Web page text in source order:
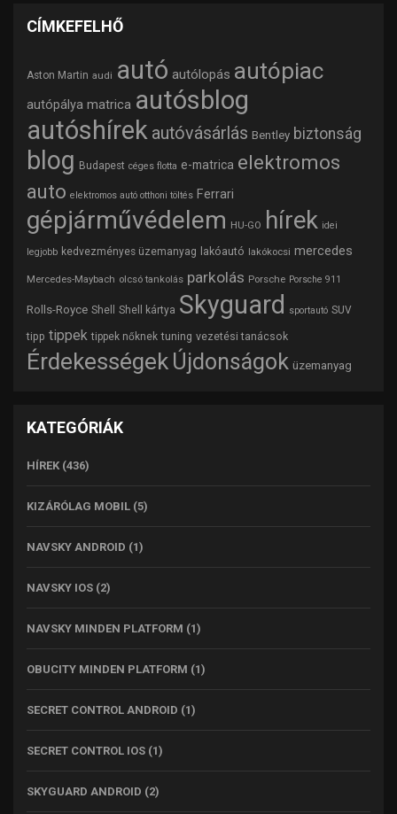
CÍMKEFELHŐ
Aston Martin audi autó autólopás autópiac
autópálya matrica autósblog
autóshírek autóvásárlás Bentley biztonság
blog Budapest céges flotta e-matrica elektromos
auto elektromos autó otthoni töltés Ferrari
gépjárművédelem HU-GO hírek idei
legjobb kedvezményes üzemanyag lakóautó lakókocsi mercedes
Mercedes-Maybach olcsó tankolás parkolás Porsche Porsche 911
Rolls-Royce Shell Shell kártya Skyguard sportautó SUV
tipp tippek tippek nőknek tuning vezetési tanácsok
Érdekességek Újdonságok üzemanyag
KATEGÓRIÁK
HÍREK (436)
KIZÁRÓLAG MOBIL (5)
NAVSKY ANDROID (1)
NAVSKY IOS (2)
NAVSKY MINDEN PLATFORM (1)
OBUCITY MINDEN PLATFORM (1)
SECRET CONTROL ANDROID (1)
SECRET CONTROL IOS (1)
SKYGUARD ANDROID (2)